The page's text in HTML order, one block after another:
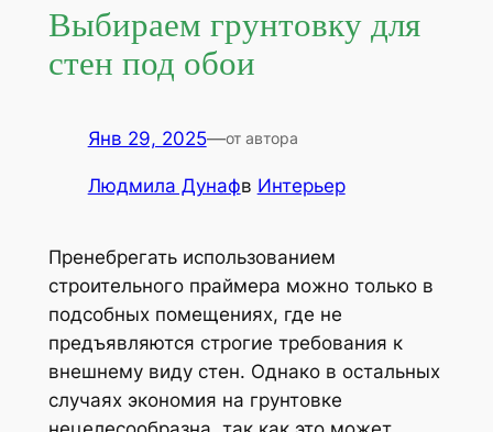
Выбираем грунтовку для
стен под обои
Янв 29, 2025—от автора
Людмила Дунафв Интерьер
Пренебрегать использованием
строительного праймера можно только в
подсобных помещениях, где не
предъявляются строгие требования к
внешнему виду стен. Однако в остальных
случаях экономия на грунтовке